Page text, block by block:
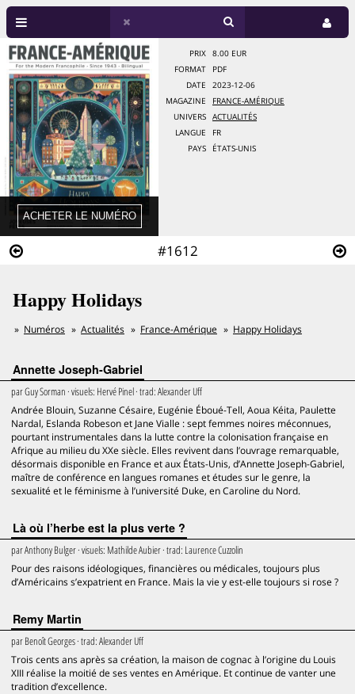
#1612
PRIX
8.00 EUR
FORMAT
PDF
DATE
2023-12-06
MAGAZINE
FRANCE-AMÉRIQUE
UNIVERS
ACTUALITÉS
LANGUE
FR
PAYS
ÉTATS-UNIS
Happy Holidays
Numéros Actualités France-Amérique Happy Holidays
Annette Joseph-Gabriel
parGuy Sorman · visuels: Hervé Pinel· trad:Alexander Uff
Andrée Blouin, Suzanne Césaire, Eugénie Éboué-Tell, Aoua Kéita, Paulette
Nardal, Eslanda Robeson et Jane Vialle : sept femmes noires méconnues,
pourtant instrumentales dans la lutte contre la colonisation française en
Afrique au milieu du XXe siècle. Elles revivent dans l’ouvrage remarquable,
désormais disponible en France et aux États-Unis, d’Annette Joseph-Gabriel,
maître de conférence en langues romanes et études sur le genre, la
sexualité et le féminisme à l’université Duke, en Caroline du Nord.
Là où l’herbe est la plus verte ?
parAnthony Bulger· visuels: Mathilde Aubier· trad: Laurence Cuzzolin
Pour des raisons idéologiques, financières ou médicales, toujours plus
d’Américains s’expatrient en France. Mais la vie y est-elle toujours si rose ?
Remy Martin
parBenoît Georges· trad:Alexander Uff
Trois cents ans après sa création, la maison de cognac à l’origine du Louis
XIII réalise la moitié de ses ventes en Amérique. Et continue de vanter une
tradition d’excellence.